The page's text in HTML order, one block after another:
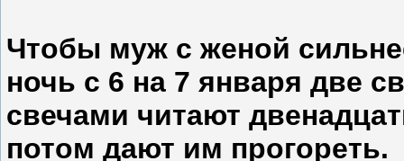
Чтобы муж с женой
ночь с 6 на 7 января две
свечами читают
потом дают им прогореть.